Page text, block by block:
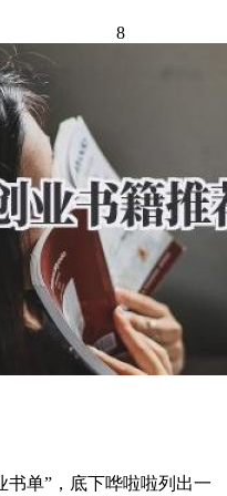
8
书单”，底下哗啦啦列出一